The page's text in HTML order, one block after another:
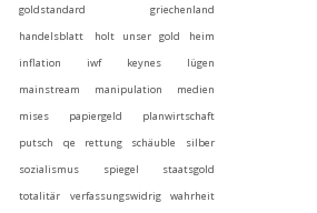
goldstandard
griechenland
handelsblatt
holt unser gold heim
inflation
iwf keynes
lügen
mainstream
manipulation
medien
mises
papiergeld
planwirtschaft
putsch
qe rettung schäuble
silber
sozialismus
spiegel
staatsgold
totalitär
verfassungswidrig
wahrheit